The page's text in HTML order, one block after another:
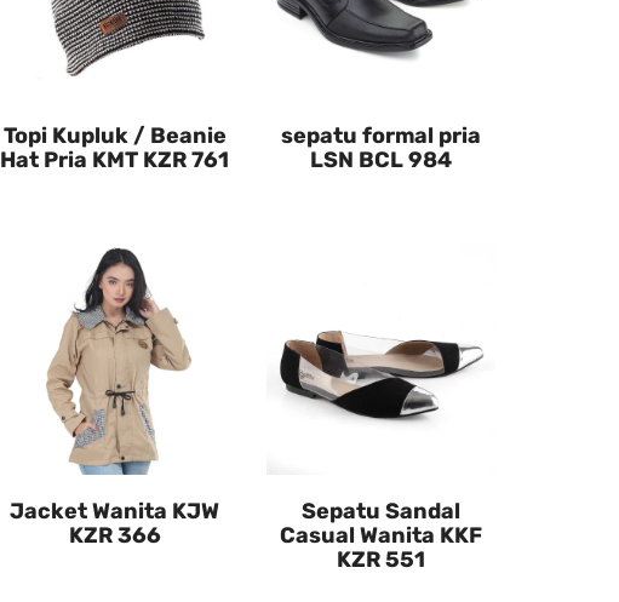
Topi Kupluk / Beanie
Hat Pria KMT KZR 761
sepatu formal pria
LSN BCL 984
Jacket Wanita KJW
KZR 366
Sepatu Sandal
Casual Wanita KKF
KZR 551